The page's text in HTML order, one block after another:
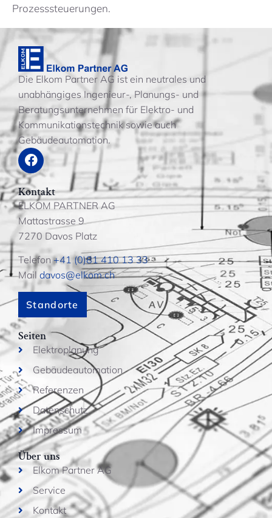
Prozesssteuerungen.
Die Elkom Partner AG ist ein neutrales und
unabhängiges Ingenieur-, Planungs- und
Beratungsunternehmen für Elektro- und
Kommunikationstechnik sowie auch
Gebäudeautomation.
Kontakt
ELKOM PARTNER AG
Mattastrasse 9
7270 Davos Platz
Telefon+41 (0)81 410 13 33
Mail davos@elkom.ch
Standorte
Seiten
Elektroplanung
Gebäudeautomation
Referenzen
Datenschutz
Impressum
Über uns
Elkom Partner AG
Service
Kontakt